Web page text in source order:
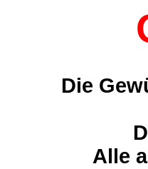
Die
Alle